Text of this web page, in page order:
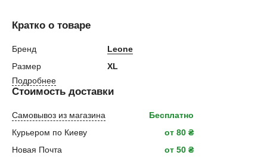
Кратко о товаре
Бренд
Leone
Размер
XL
Подробнее
Стоимость доставки
Самовывоз из магазина
Бесплатно
Курьером по Киеву
от 80 ₴
Новая Почта
от 50 ₴